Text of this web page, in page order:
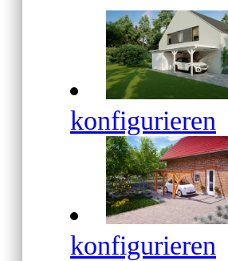
konfigurieren
konfigurieren